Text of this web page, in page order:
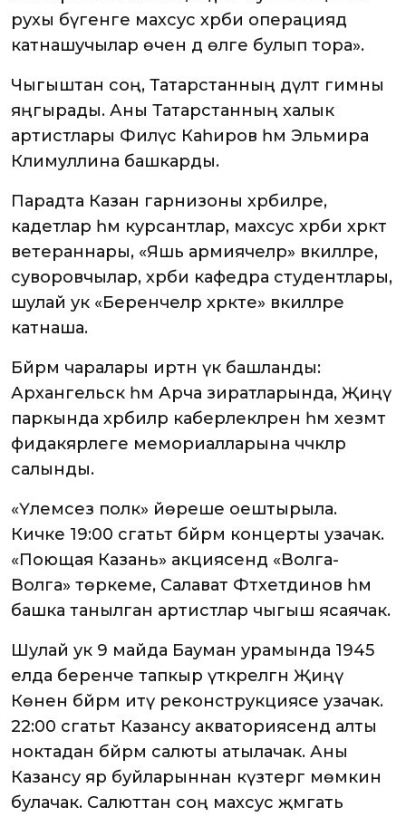
рухы бүгенге махсус хәрби операциядә
катнашучылар өчен дә өлге булып тора».
Чыгыштан соң, Татарстанның дәүләт гимны
яңгырады. Аны Татарстанның халык
артистлары Филүс Каһиров һәм Эльмира
Кәлимуллина башкарды.
Парадта Казан гарнизоны хәрбиләре,
кадетлар һәм курсантлар, махсус хәрби хәрәкәт
ветераннары, «Яшь армиячеләр» вәкилләре,
суворовчылар, хәрби кафедра студентлары,
шулай ук «Беренчеләр хәрәкәте» вәкилләре
катнаша.
Бәйрәм чаралары иртән үк башланды:
Архангельск һәм Арча зиратларында, Җиңү
паркында хәрбиләр каберлекләренә һәм хезмәт
фидакярлеге мемориалларына чәчәкләр
салынды.
«Үлемсез полк» йөреше оештырыла.
Кичке 19:00 сәгатьтә бәйрәм концерты узачак.
«Поющая Казань» акциясендә «Волга-
Волга» төркеме, Салават Фәтхетдинов һәм
башка танылган артистлар чыгыш ясаячак.
Шулай ук 9 майда Бауман урамында 1945
елда беренче тапкыр үткәрелгән Җиңү
Көнен бәйрәм итү реконструкциясе узачак.
22:00 сәгатьтә Казансу акваториясендә алты
ноктадан бәйрәм салюты атылачак. Аны
Казансу яр буйларыннан күзәтергә мөмкин
булачак. Салюттан соң махсус җәмәгать